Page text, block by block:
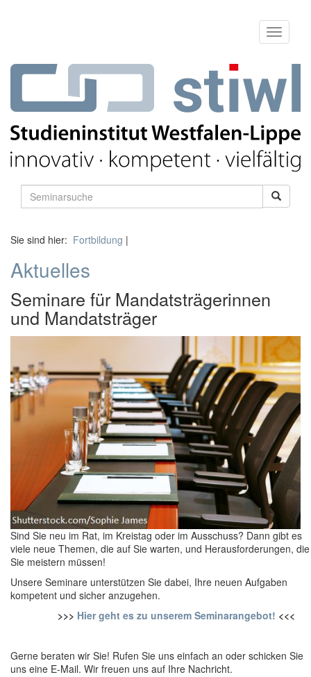
Sie sind hier: Fortbildung |
Aktuelles
Seminare für Mandatsträgerinnen
und Mandatsträger
Sind Sie neu im Rat, im Kreistag oder im Ausschuss? Dann gibt es
viele neue Themen, die auf Sie warten, und Herausforderungen, die
Sie meistern müssen!
Unsere Seminare unterstützen Sie dabei, Ihre neuen Aufgaben
kompetent und sicher anzugehen.
>>> Hier geht es zu unserem Seminarangebot! <<<
Gerne beraten wir Sie! Rufen Sie uns einfach an oder schicken Sie
uns eine E-Mail. Wir freuen uns auf Ihre Nachricht.